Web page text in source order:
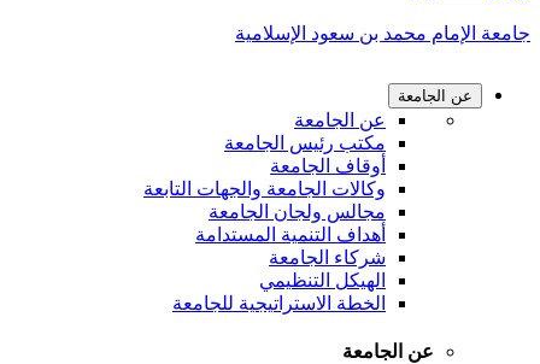
جامعة الإمام محمد بن سعود الإسلامية
عن الجامعة
عن الجامعة
مكتب رئيس الجامعة
أوقاف الجامعة
وكالات الجامعة والجهات التابعة
مجالس ولجان الجامعة
أهداف التنمية المستدامة
شركاء الجامعة
الهيكل التنظيمي
الخطة الاستراتيجية للجامعة
عن الجامعة